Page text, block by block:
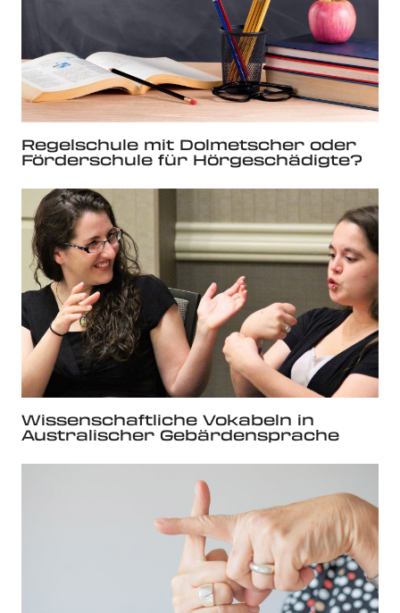
Regelschule mit Dolmetscher oder
Förderschule für Hörgeschädigte?
Wissenschaftliche Vokabeln in
Australischer Gebärdensprache